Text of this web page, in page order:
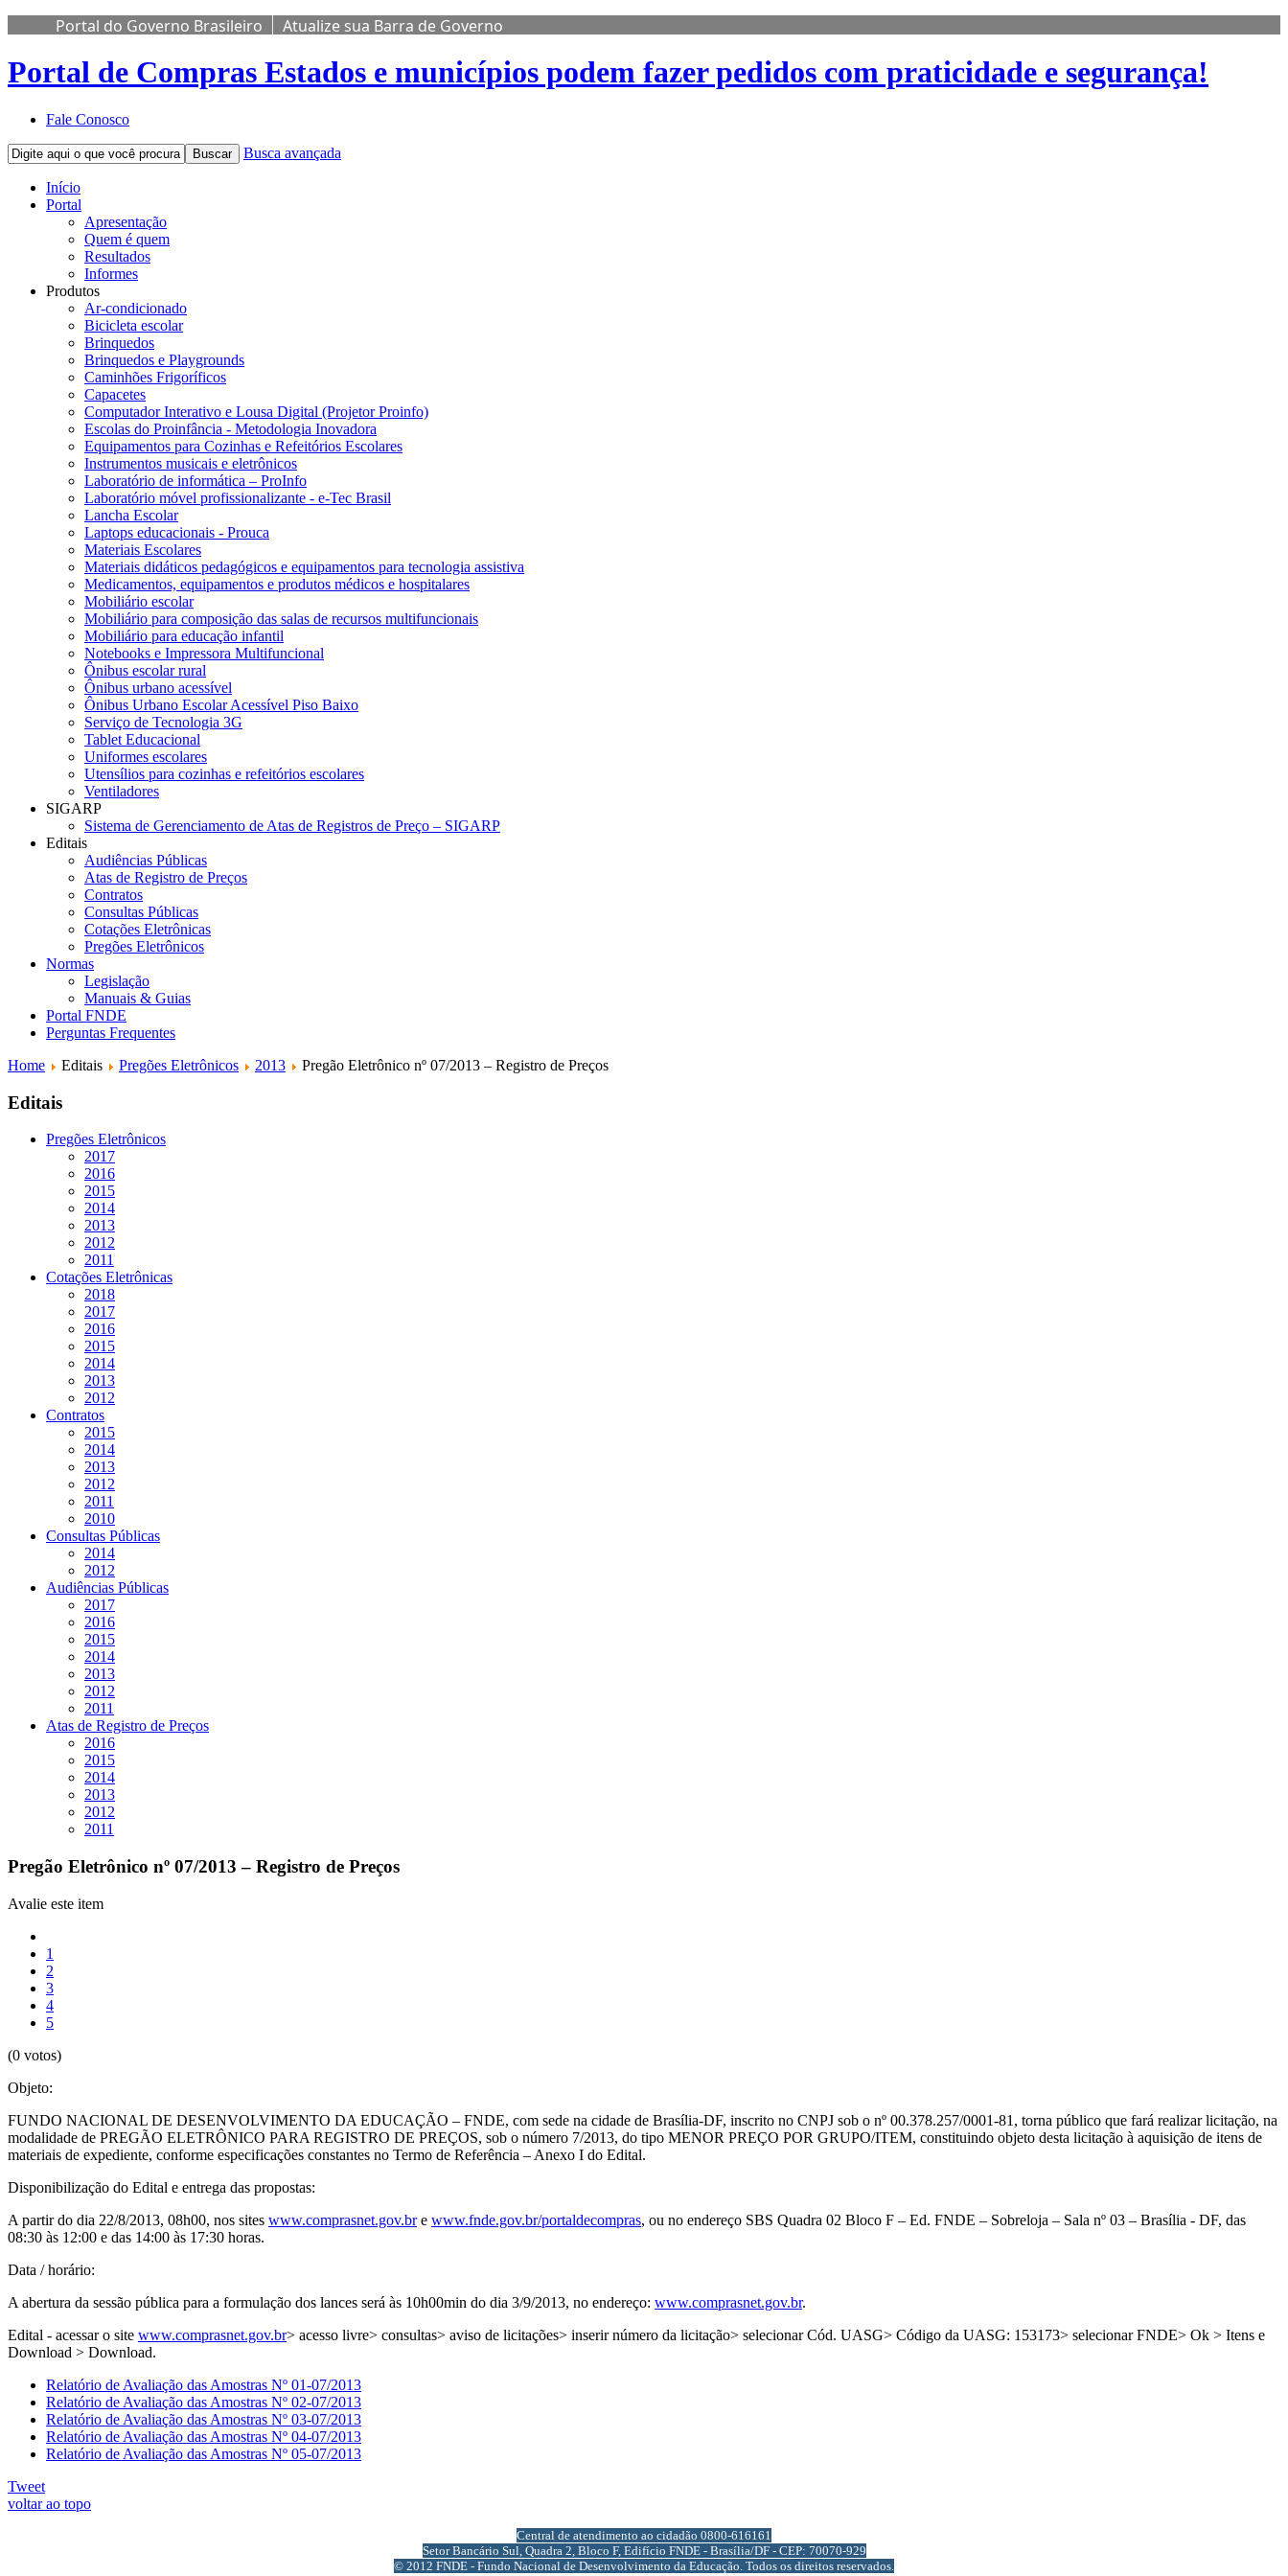
Portal do Governo Brasileiro Atualize sua Barra de Governo
Portal de Compras Estados e municípios podem fazer pedidos com praticidade e segurança!
Fale Conosco
Buscar Busca avançada
Início
Portal
Apresentação
Quem é quem
Resultados
Informes
Produtos
Ar-condicionado
Bicicleta escolar
Brinquedos
Brinquedos e Playgrounds
Caminhões Frigoríficos
Capacetes
Computador Interativo e Lousa Digital (Projetor Proinfo)
Escolas do Proinfância - Metodologia Inovadora
Equipamentos para Cozinhas e Refeitórios Escolares
Instrumentos musicais e eletrônicos
Laboratório de informática – ProInfo
Laboratório móvel profissionalizante - e-Tec Brasil
Lancha Escolar
Laptops educacionais - Prouca
Materiais Escolares
Materiais didáticos pedagógicos e equipamentos para tecnologia assistiva
Medicamentos, equipamentos e produtos médicos e hospitalares
Mobiliário escolar
Mobiliário para composição das salas de recursos multifuncionais
Mobiliário para educação infantil
Notebooks e Impressora Multifuncional
Ônibus escolar rural
Ônibus urbano acessível
Ônibus Urbano Escolar Acessível Piso Baixo
Serviço de Tecnologia 3G
Tablet Educacional
Uniformes escolares
Utensílios para cozinhas e refeitórios escolares
Ventiladores
SIGARP
Sistema de Gerenciamento de Atas de Registros de Preço – SIGARP
Editais
Audiências Públicas
Atas de Registro de Preços
Contratos
Consultas Públicas
Cotações Eletrônicas
Pregões Eletrônicos
Normas
Legislação
Manuais & Guias
Portal FNDE
Perguntas Frequentes
Home
Editais Pregões Eletrônicos 2013 Pregão Eletrônico nº 07/2013 – Registro de Preços
Editais
Pregões Eletrônicos
2017
2016
2015
2014
2013
2012
2011
Cotações Eletrônicas
2018
2017
2016
2015
2014
2013
2012
Contratos
2015
2014
2013
2012
2011
2010
Consultas Públicas
2014
2012
Audiências Públicas
2017
2016
2015
2014
2013
2012
2011
Atas de Registro de Preços
2016
2015
2014
2013
2012
2011
Pregão Eletrônico nº 07/2013 – Registro de Preços
Avalie este item
1
2
3
4
5
(0 votos)
Objeto:
FUNDO NACIONAL DE DESENVOLVIMENTO DA EDUCAÇÃO – FNDE, com sede na cidade de Brasília-DF, inscrito no CNPJ sob o nº 00.378.257/0001-81, torna público que fará realizar licitação, na
modalidade de PREGÃO ELETRÔNICO PARA REGISTRO DE PREÇOS, sob o número 7/2013, do tipo MENOR PREÇO POR GRUPO/ITEM, constituindo objeto desta licitação à aquisição de itens de
materiais de expediente, conforme especificações constantes no Termo de Referência – Anexo I do Edital.
Disponibilização do Edital e entrega das propostas:
A partir do dia 22/8/2013, 08h00, nos sites www.comprasnet.gov.bre www.fnde.gov.br/portaldecompras, ou no endereço SBS Quadra 02 Bloco F – Ed. FNDE – Sobreloja – Sala nº 03 – Brasília - DF, das
08:30 às 12:00 e das 14:00 às 17:30 horas.
Data / horário:
A abertura da sessão pública para a formulação dos lances será às 10h00min do dia 3/9/2013, no endereço: www.comprasnet.gov.br.
Edital - acessar o site www.comprasnet.gov.br> acesso livre> consultas> aviso de licitações> inserir número da licitação> selecionar Cód. UASG> Código da UASG: 153173> selecionar FNDE> Ok > Itens e
Download > Download.
Relatório de Avaliação das Amostras Nº 01-07/2013
Relatório de Avaliação das Amostras Nº 02-07/2013
Relatório de Avaliação das Amostras Nº 03-07/2013
Relatório de Avaliação das Amostras Nº 04-07/2013
Relatório de Avaliação das Amostras Nº 05-07/2013
Tweet
voltar ao topo
Central de atendimento ao cidadão 0800-616161
Setor Bancário Sul, Quadra 2, Bloco F, Edifício FNDE - Brasília/DF - CEP: 70070-929
© 2012 FNDE - Fundo Nacional de Desenvolvimento da Educação. Todos os direitos reservados.